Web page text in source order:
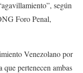
según
Foro Penal,
Venezolano por
pertenecen ambas